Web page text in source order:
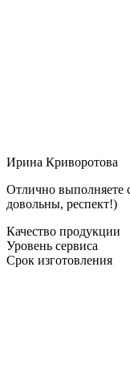
Ирина Криворотова
Отлично выполняете
довольны, респект!)
Качество продукции
Уровень сервиса
Срок изготовления